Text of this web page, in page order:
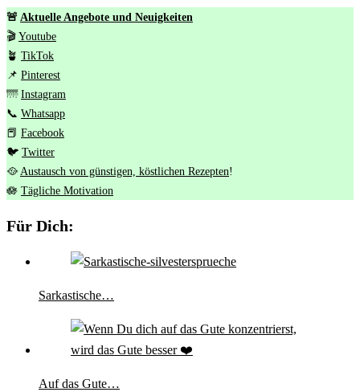
🚨 Aktuelle Angebote und Neuigkeiten
🎬Youtube
🪴 TikTok
📌 Pinterest
🌁Instagram
📞 Whatsapp
📕 Facebook
🐦 Twitter
🥘Austausch von günstigen, köstlichen Rezepten!
🪷 Tägliche Motivation
Für Dich:
Sarkastische…
Auf das Gute…